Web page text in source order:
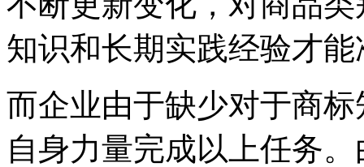
知识和长期实践经验才
而企业由于缺少对于商
自身力量完成以上任务